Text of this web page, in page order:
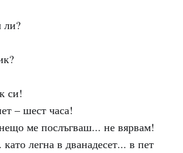
си!
– шест часа!
ме послъгваш... не вярвам!
легна в дванадесет... в пет